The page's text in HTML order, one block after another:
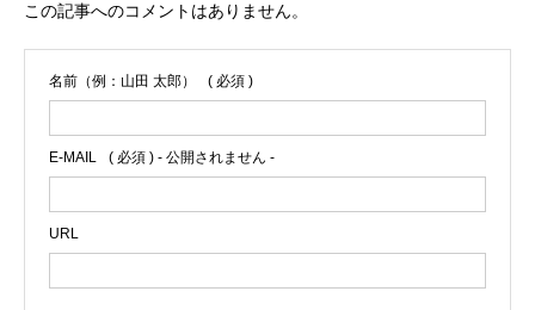
この記事へのコメントはありません。
名前（例：山田 太郎） ( 必須 )
E-MAIL ( 必須 ) - 公開されません -
URL